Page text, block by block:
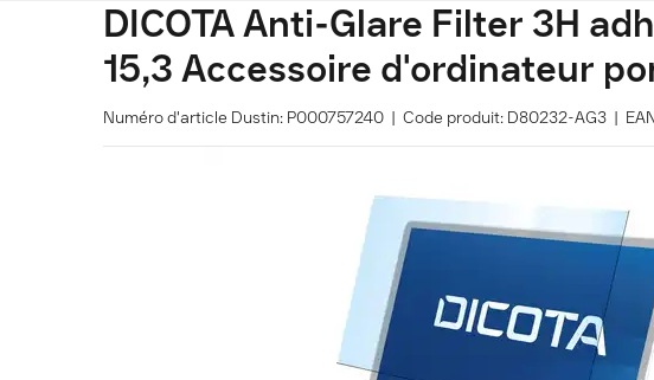
DICOTA Anti-Glare Filter 3H
15,3 Accessoire d'ordinateur
Numéro d'article Dustin: P000757240 | Code produit: D80232-AG3 |